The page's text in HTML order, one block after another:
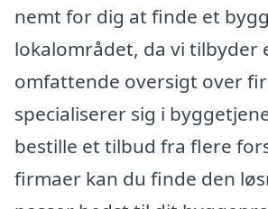
nemt for dig at finde et
lokalområdet, da vi tilbyder
omfattende oversigt over
specialiserer sig i
bestille et tilbud fra flere
firmaer kan du finde den